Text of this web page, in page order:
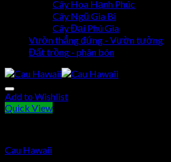
Cây Hoa Hạnh Phúc
Cây Ngũ Gia Bì
Cây Đại Phú Gia
Vườn thẳng đứng - Vườn tường
Đất trồng - phân bón
Add to Wishlist
Quick View
Cau Hawaii